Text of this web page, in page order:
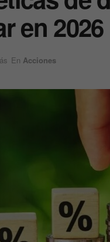
en 2026
En Acciones